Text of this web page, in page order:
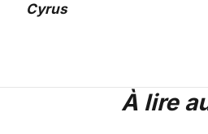
Cyrus
À lire